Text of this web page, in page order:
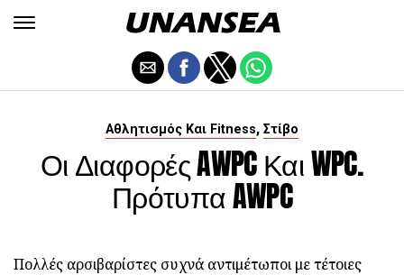
Αθλητισμός Και Fitness, Στίβο
Οι Διαφορές AWPC Και WPC.
Πρότυπα AWPC
Πολλές αρσιβαρίστες συχνά αντιμέτωποι με τέτοιες